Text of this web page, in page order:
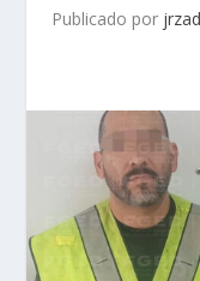
Publicado por